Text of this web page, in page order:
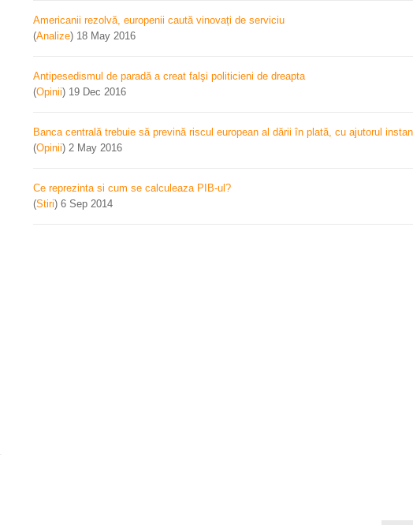
Americanii rezolvă, europenii caută vinovați de serviciu
(Analize) 18 May 2016
Antipesedismul de paradă a creat falşi politicieni de dreapta
(Opinii) 19 Dec 2016
Banca centrală trebuie să prevină riscul european al dării în plată, cu ajutorul
(Opinii) 2 May 2016
Ce reprezinta si cum se calculeaza PIB-ul?
(Stiri) 6 Sep 2014